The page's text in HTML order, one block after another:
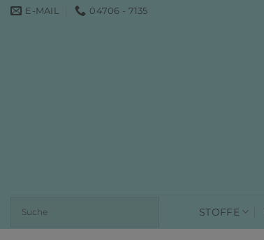
Zum E-MAIL 04706 - 7135
STOFFE